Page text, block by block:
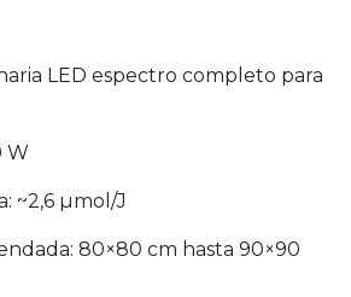
LED espectro completo para
W
~2,6 µmol/J
80×80 cm hasta 90×90